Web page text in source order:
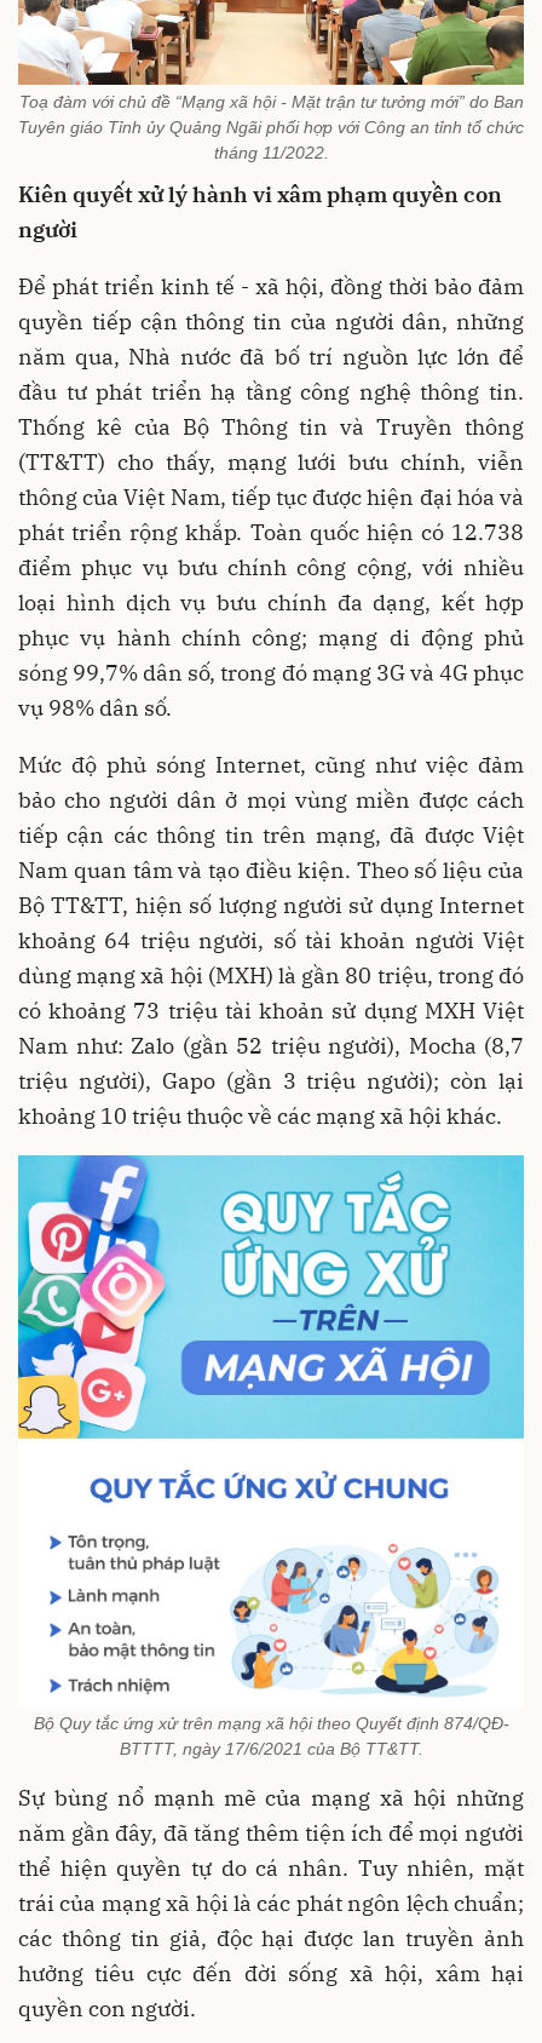
Toạ đàm với chủ đề “Mạng xã hội - Mặt trận tư tưởng mới” do Ban
Tuyên giáo Tỉnh ủy Quảng Ngãi phối hợp với Công an tỉnh tổ chức
tháng 11/2022.
Kiên quyết xử lý hành vi xâm phạm quyền con
người
Để phát triển kinh tế - xã hội, đồng thời bảo đảm
quyền tiếp cận thông tin của người dân, những
năm qua, Nhà nước đã bố trí nguồn lực lớn để
đầu tư phát triển hạ tầng công nghệ thông tin.
Thống kê của Bộ Thông tin và Truyền thông
(TT&TT) cho thấy, mạng lưới bưu chính, viễn
thông của Việt Nam, tiếp tục được hiện đại hóa và
phát triển rộng khắp. Toàn quốc hiện có 12.738
điểm phục vụ bưu chính công cộng, với nhiều
loại hình dịch vụ bưu chính đa dạng, kết hợp
phục vụ hành chính công; mạng di động phủ
sóng 99,7% dân số, trong đó mạng 3G và 4G phục
vụ 98% dân số.
Mức độ phủ sóng Internet, cũng như việc đảm
bảo cho người dân ở mọi vùng miền được cách
tiếp cận các thông tin trên mạng, đã được Việt
Nam quan tâm và tạo điều kiện. Theo số liệu của
Bộ TT&TT, hiện số lượng người sử dụng Internet
khoảng 64 triệu người, số tài khoản người Việt
dùng mạng xã hội (MXH) là gần 80 triệu, trong đó
có khoảng 73 triệu tài khoản sử dụng MXH Việt
Nam như: Zalo (gần 52 triệu người), Mocha (8,7
triệu người), Gapo (gần 3 triệu người); còn lại
khoảng 10 triệu thuộc về các mạng xã hội khác.
Bộ Quy tắc ứng xử trên mạng xã hội theo Quyết định 874/QĐ-
BTTTT, ngày 17/6/2021 của Bộ TT&TT.
Sự bùng nổ mạnh mẽ của mạng xã hội những
năm gần đây, đã tăng thêm tiện ích để mọi người
thể hiện quyền tự do cá nhân. Tuy nhiên, mặt
trái của mạng xã hội là các phát ngôn lệch chuẩn;
các thông tin giả, độc hại được lan truyền ảnh
hưởng tiêu cực đến đời sống xã hội, xâm hại
quyền con người.